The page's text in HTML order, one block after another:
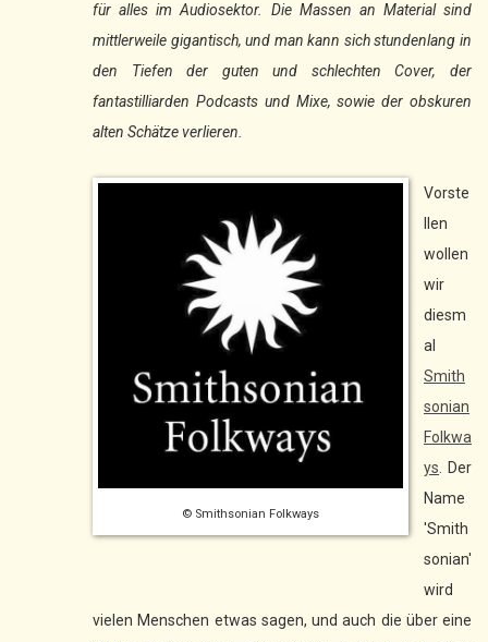
für alles im Audiosektor. Die Massen an Material sind
mittlerweile gigantisch, und man kann sich stundenlang in
den Tiefen der guten und schlechten Cover, der
fantastilliarden Podcasts und Mixe, sowie der obskuren
alten Schätze verlieren.
© Smithsonian Folkways
Vorste
llen
wollen
wir
diesm
al
Smith
sonian
Folkwa
ys . Der
Name
'Smith
sonian'
wird
vielen Menschen etwas sagen, und auch die über eine